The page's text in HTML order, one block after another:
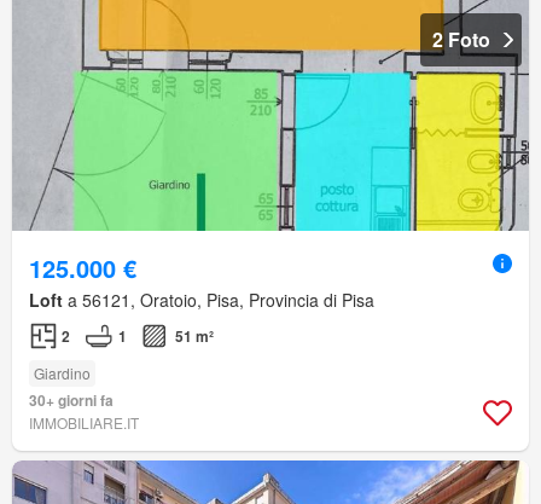
2 Foto
125.000 €
Loft a 56121, Oratoio, Pisa, Provincia di Pisa
2 1 51 m²
Giardino
30+ giorni fa
IMMOBILIARE.IT